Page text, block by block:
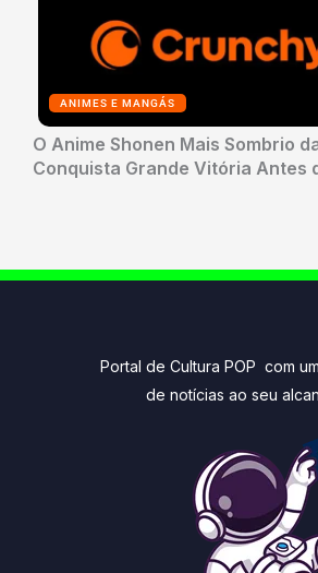
ANIMES E MANGÁS
O Anime Shonen Mais Sombrio
Conquista Grande Vitória Antes
Portal de Cultura POP com
de notícias ao seu